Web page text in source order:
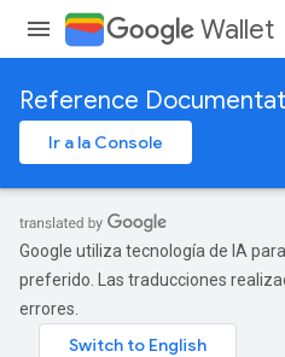
Wallet
Reference
Ir a la Console
Google utiliza tecnología de IA
preferido. Las traducciones
errores.